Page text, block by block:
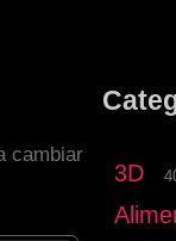
cambiar
3D